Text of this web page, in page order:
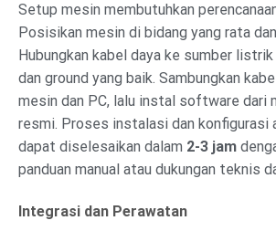
Setup mesin membutuhkan
Posisikan mesin di bidang yang rata
Hubungkan kabel daya ke sumber listrik
dan ground yang baik. Sambungkan
mesin dan PC, lalu instal software dari
resmi. Proses instalasi dan konfigurasi
dapat diselesaikan dalam 2-3 jam
panduan manual atau dukungan teknis
Integrasi dan Perawatan